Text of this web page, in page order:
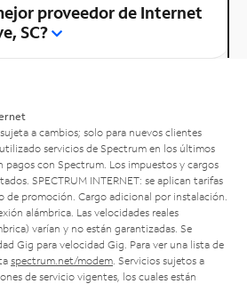
proveedor de Internet
SC?
a cambios; solo para nuevos clientes
servicios de Spectrum en los últimos
pagos con Spectrum. Los impuestos y cargos
SPECTRUM INTERNET: se aplican tarifas
de promoción. Cargo adicional por instalación.
alámbrica. Las velocidades reales
varían y no están garantizadas. Se
Gig para velocidad Gig. Para ver una lista de
spectrum.net/modem . Servicios sujetos a
de servicio vigentes, los cuales están